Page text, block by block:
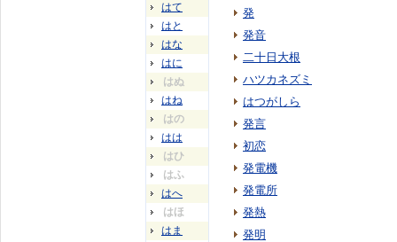
はて
はと
はな
はに
はぬ
はね
はの
はは
はひ
はふ
はへ
はほ
はま
発
発音
二十日大根
ハツカネズミ
はつがしら
発言
初恋
発電機
発電所
発熱
発明